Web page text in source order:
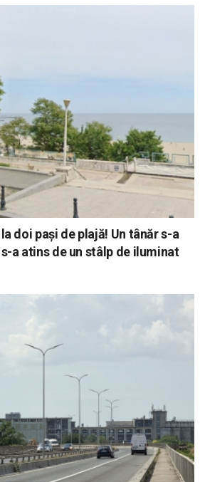
doi pași de plajă! Un tânăr s-a
a atins de un stâlp de iluminat